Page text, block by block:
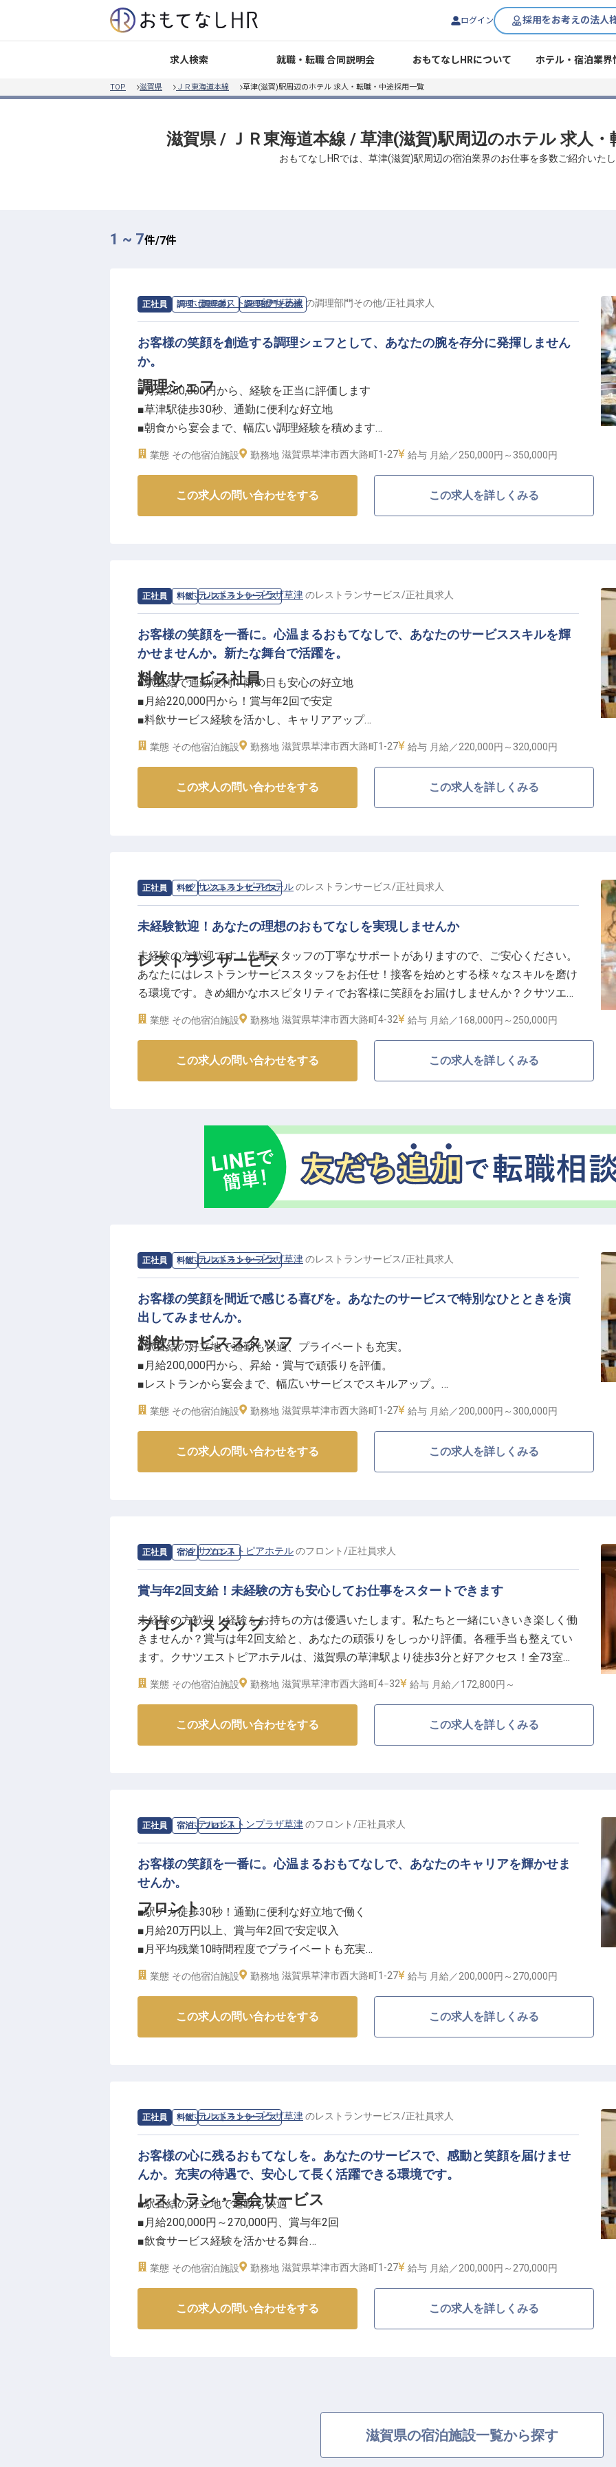
ログイン 採用をお考えの法人
求人検索 就職・転職 合同説明会 おもてなしHRについて ホテル・宿泊業界
TOP 滋賀県 ＪＲ東海道本線 草津(滋賀)駅周辺のホテル 求人・転職・中途採用一覧
滋賀県 / ＪＲ東海道本線 / 草津(滋賀)駅周辺のホテル 求人・
おもてなしHRでは、草津(滋賀)駅周辺の宿泊業界のお仕事を多数ご紹介いた
1 ~ 7件/7件
正社員 調理（調理師） 調理部門その他
調理シェフ
求人情報：ホテルボストンプラザ草津 の調理部門その他/正社員求人
お客様の笑顔を創造する調理シェフとして、あなたの腕を存分に発揮しません
か。
■月給250,000円から、経験を正当に評価します
■草津駅徒歩30秒、通勤に便利な好立地
■朝食から宴会まで、幅広い調理経験を積めます
■将来のシェフを目指せる、成長を応援する環境
朝食はバイキング形式で和洋食や地元食材を活かし、滋賀の魅力を伝えるお料理を提供。
ランチはカジュアルなメニューからコースまで、ディナーでは特別なひとときを演出する
ーー【成長を実感できる環境で、キャリアを築く】
調理経験を活かし、将来シェフを目指したいというあなたの情熱を応援する環境です。昇
給は年1回、賞与は年2回と、日頃の頑張りをしっかりと評価いたします。
社会保険完備はもちろん、家族手当や社員割引、研修制度など福利厚生も充実しており、
安心して長く働ける環境です。月8日休みや夏季・冬季休暇、有給休暇も取得でき、プラ
イベートも大切にしながらキャリアを築けます。
※2026年03月06日時点の情報です
業態 その他宿泊施設 勤務地 滋賀県草津市西大路町1-27 給与 月給／250,000円～ 350,000円
この求人の問い合わせをする この求人を詳しくみる
正社員 料飲 レストランサービス
料飲サービス社員
求人情報：ホテルボストンプラザ草津のレストランサービス/正社員求人
お客様の笑顔を一番に。心温まるおもてなしで、あなたのサービススキルを輝
かせませんか。新たな舞台で活躍を。
■駅直結で通勤便利！雨の日も安心の好立地
■月給220,000円から！賞与年2回で安定
■料飲サービス経験を活かし、キャリアアップ
■充実の福利厚生と手当で長く働ける環境
当施設では、レストランでの朝食・ランチ・ディナーサービスから、華やかな宴会での懇
親会や披露宴、そして大切な会議のご利用まで、幅広いシーンでお客様をお迎えしていま
ーー【成長を支える温かい職場環境】
私たちは、働く皆様が安心して長く活躍できる環境を整えています。社会保険完備はもち
をサポート。
昇給は年1回、賞与は年2回支給され、日々の頑張りがしっかりと評価されます。料飲サー
ビスのご経験を活かし、さらなるスキルアップを目指せる場所です。
※2026年03月06日時点の情報です
業態 その他宿泊施設 勤務地 滋賀県草津市西大路町1-27 給与 月給／220,000円～ 320,000円
この求人の問い合わせをする この求人を詳しくみる
正社員 料飲 レストランサービス
レストランサービス
求人情報：クサツエストピアホテルのレストランサービス/正社員求人
未経験歓迎！あなたの理想のおもてなしを実現しませんか
未経験の方歓迎です！先輩スタッフの丁寧なサポートがありますので、ご安心ください。
あなたにはレストランサービススタッフをお任せ！接客を始めとする様々なスキルを磨け
る環境です。きめ細かなホスピタリティでお客様に笑顔をお届けしませんか？クサツエス
トピアホテルは、ファミリールームやスイートルームなどを備えた総客室数73室。館内に
は大人カジュアルな洋食レストランと日本料理レストランを備えています。※この求人は
業態 その他宿泊施設 勤務地 滋賀県草津市西大路町4-32 給与 月給／168,000円～ 250,000円
この求人の問い合わせをする この求人を詳しくみる
正社員 料飲 レストランサービス
料飲サービススタッフ
求人情報：ホテルボストンプラザ草津のレストランサービス/正社員求人
お客様の笑顔を間近で感じる喜びを。あなたのサービスで特別なひとときを演
出してみませんか。
■駅直結の好立地で通勤も快適、プライベートも充実。
■月給200,000円から、昇給・賞与で頑張りを評価。
■レストランから宴会まで、幅広いサービスでスキルアップ。
■年間休日100日、充実の福利厚生で安心して働けます。
当施設では、レストランでの朝食からランチ、ディナーまで、そして大切な宴会での懇親
会や披露宴、会議など、多岐にわたるシーンでお客様をお迎えしています。一つ一つのサ
て、お客様との素敵な出会いが待っています。
ーー成長を支える環境と確かなキャリアパス
200,000円からのスタートに加え、年2回の賞与や年1回の昇給で、あなたの頑張りをしっ
かりと評価。
社会保険完備はもちろん、社員割引や研修制度も充実しており、着実にスキルアップを目
指せます。月8日休みや夏季・冬季休暇もあり、プライベートとの両立も可能です。
※2026年03月06日時点の情報です
業態 その他宿泊施設 勤務地 滋賀県草津市西大路町1-27 給与 月給／200,000円～ 300,000円
この求人の問い合わせをする この求人を詳しくみる
正社員 宿泊 フロント
フロントスタッフ
求人情報：クサツエストピアホテルのフロント /正社員求人
賞与年2回支給！未経験の方も安心してお仕事をスタートできます
未経験の方歓迎！経験をお持ちの方は優遇いたします。私たちと一緒にいきいき楽しく働
きませんか？賞与は年2回支給と、あなたの頑張りをしっかり評価。各種手当も整えてい
ます。クサツエストピアホテルは、滋賀県の草津駅より徒歩3分と好アクセス！全73室の
客室は、広々とした空間とゆとりある大きさのベッドが魅力で、落ち着いた雰囲気です。
シェフ手作りの種類豊富なブレッドや新鮮な野菜、果物を取り揃えた朝食も自慢です。※
業態 その他宿泊施設 勤務地 滋賀県草津市西大路町4−32 給与 月給／172,800円～
この求人の問い合わせをする この求人を詳しくみる
正社員 宿泊 フロント
フロント
求人情報：ホテルボストンプラザ草津のフロント /正社員求人
お客様の笑顔を一番に。心温まるおもてなしで、あなたのキャリアを輝かせま
せんか。
■駅チカ徒歩30秒！通勤に便利な好立地で働く
■月給20万円以上、賞与年2回で安定収入
■月平均残業10時間程度でプライベートも充実
■夏季・冬季休暇や有給も取得可能で安心
当施設では、お客様一人ひとりの心に深く寄り添うおもてなしを大切にしています。フロ
ント業務は、お客様が到着される瞬間から旅立つその時まで、快適な滞在を支える大切な
客様の笑顔が私たちの喜びであり、日々の業務の原動力です。
ーー【働きやすさを追求した、安心の職場環境】
私たちは、スタッフが安心して長く働ける環境づくりに力を入れています。月給200,000
円からのスタートに加え、年2回の賞与や年1回の昇給で、あなたの頑張りをしっかりと評
価。
残業は月平均10時間程度と少なく、プライベートの時間も大切にできます。社会保険完備
はもちろん、社員割引や家族手当、充実した研修制度もご用意しています。
共に成長し、お客様に最高のサービスを届けましょう。
業態 その他宿泊施設 勤務地 滋賀県草津市西大路町1-27 給与 月給／200,000円～ 270,000円
この求人の問い合わせをする この求人を詳しくみる
正社員 料飲 レストランサービス
レストラン・宴会サービス
求人情報：ホテルボストンプラザ草津のレストランサービス/正社員求人
お客様の心に残るおもてなしを。あなたのサービスで、感動と笑顔を届けませ
んか。充実の待遇で、安心して長く活躍できる環境です。
■駅直結の好立地で通勤も快適
■月給200,000円～270,000円、賞与年2回
■飲食サービス経験を活かせる舞台
■社会保険完備、家族手当など福利厚生充実
レストランでは、朝食からディナーまで、お客様の大切なひとときを彩るサービスを提供
します。宴会では、懇親会や披露宴といった特別な日を演出するお手伝いから、ビジネス
月給200,000円から270,000円に加え、年2回の賞与や年1回の昇給で、あなたの頑張りを
業態 その他宿泊施設 勤務地 滋賀県草津市西大路町1-27 給与 月給／200,000円～ 270,000円
この求人の問い合わせをする この求人を詳しくみる
滋賀県の宿泊施設一覧から探す